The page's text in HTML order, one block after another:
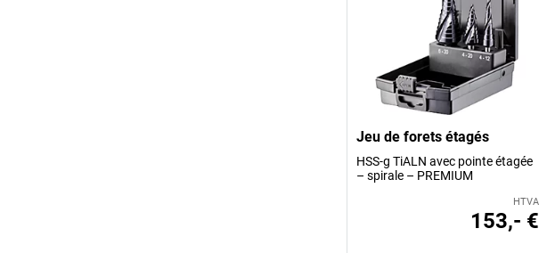
Jeu de forets étagés
HSS-g TiALN avec pointe étagée
– spirale – PREMIUM
HTVA
153,- €